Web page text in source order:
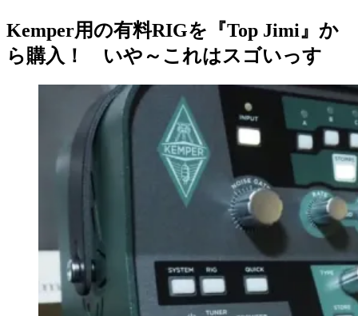
Kemper用の有料RIGを『Top Jimi』か
ら購入！ いや～これはスゴいっす